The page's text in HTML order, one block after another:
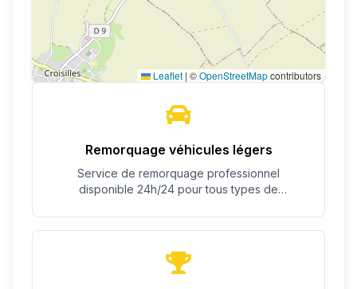
Leaflet | ©OpenStreetMapcontributors
Remorquage véhicules légers
Service de remorquage professionnel
disponible 24h/24 pour tous types de